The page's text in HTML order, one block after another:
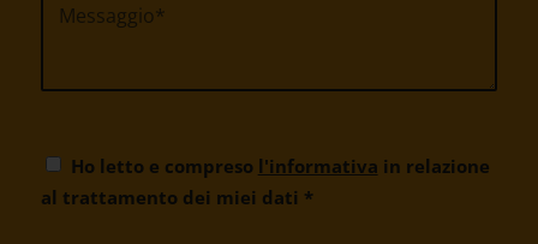
Ho letto e compreso l'informativa in relazione
al trattamento dei miei dati *